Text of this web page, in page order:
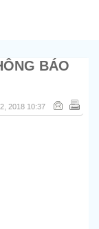
BÁO
2018 10:37